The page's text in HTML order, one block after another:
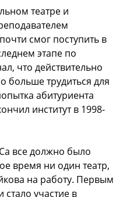
театре и
смог поступить в
этапе по
что действительно
больше трудиться для
абитуриента
институт в 1998-
все должно было
время ни один театр,
на работу. Первым
стало участие в